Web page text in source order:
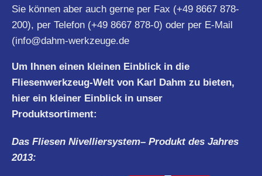
Sie können aber auch gerne per Fax (+49 8667 878-
200), per Telefon (+49 8667 878-0) oder per E-Mail
(info@dahm-werkzeuge.de
Um Ihnen einen kleinen Einblick in die
Fliesenwerkzeug-Welt von Karl Dahm zu bieten,
hier ein kleiner Einblick in unser
Produktsortiment:
Das Fliesen Nivelliersystem– Produkt des Jahres
2013: